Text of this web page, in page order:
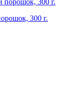
300 г.